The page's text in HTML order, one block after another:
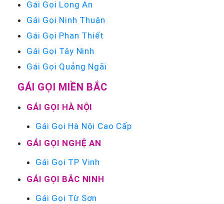
Gái Gọi Long An
Gái Gọi Ninh Thuận
Gái Gọi Phan Thiết
Gái Gọi Tây Ninh
Gái Gọi Quảng Ngãi
GÁI GỌI MIỀN BẮC
GÁI GỌI HÀ NỘI
Gái Gọi Hà Nội Cao Cấp
GÁI GỌI NGHỆ AN
Gái Gọi TP Vinh
GÁI GỌI BẮC NINH
Gái Gọi Từ Sơn